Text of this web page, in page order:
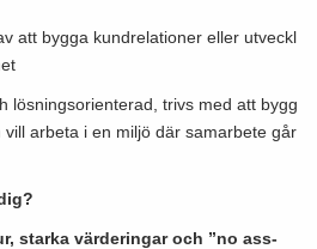
att bygga kundrelationer eller utveckl
lösningsorienterad, trivs med att bygg
arbeta i en miljö där samarbete går
starka värderingar och ”no ass-